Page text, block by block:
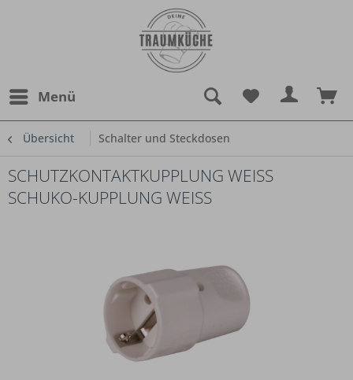
Menü
Übersicht Schalter und Steckdosen
SCHUTZKONTAKTKUPPLUNG WEISS S
CHUKO-KUPPLUNG WEISS